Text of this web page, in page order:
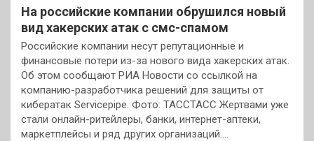
На российские компании обрушился новый
вид хакерских атак с смс-спамом
Российские компании несут репутационные и
финансовые потери из-за нового вида хакерских атак.
Об этом сообщают РИА Новости со ссылкой на
компанию-разработчика решений для защиты от
кибератак Servicepipe. Фото: ТАССТАСС Жертвами уже
стали онлайн-ритейлеры, банки, интернет-аптеки,
маркетплейсы и ряд других организаций.…